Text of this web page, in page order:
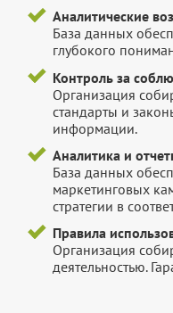
Аналитические
База данных
глубокого
Контроль за
Организация
стандарты и
информации.
Аналитика и
База данных
маркетинговых
стратегии в
Правила
Организация
деятельностью.